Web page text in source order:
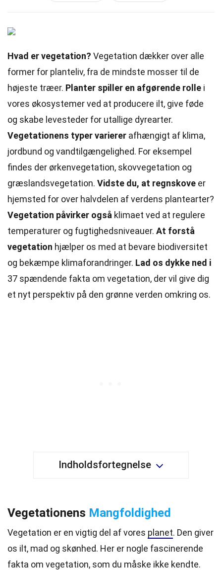
Hvad er vegetation? Vegetation dækker over alle
former for planteliv, fra de mindste mosser til de
højeste træer. Planter spiller en afgørende rolle i
vores økosystemer ved at producere ilt, give føde
og skabe levesteder for utallige dyrearter.
Vegetationens typer varierer afhængigt af klima,
jordbund og vandtilgængelighed. For eksempel
findes der ørkenvegetation, skovvegetation og
græslandsvegetation. Vidste du, at regnskove er
hjemsted for over halvdelen af verdens plantearter?
Vegetation påvirker også klimaet ved at regulere
temperaturer og fugtighedsniveauer. At forstå
vegetation hjælper os med at bevare biodiversitet
og bekæmpe klimaforandringer. Lad os dykke ned i
37 spændende fakta om vegetation, der vil give dig
et nyt perspektiv på den grønne verden omkring os.
Indholdsfortegnelse
Vegetationens Mangfoldighed
Vegetation er en vigtig del af vores planet. Den giver
os ilt, mad og skønhed. Her er nogle fascinerende
fakta om vegetation, som du måske ikke kendte.